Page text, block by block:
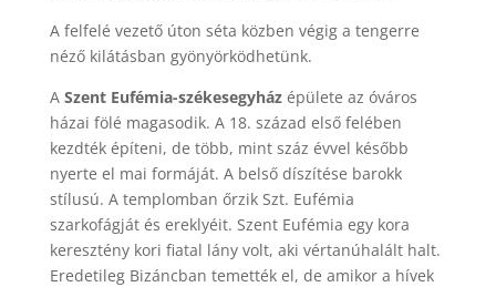
A felfelé vezető úton séta közben végig a tengerre
néző kilátásban gyönyörködhetünk.
A Szent Eufémia-székesegyházépülete az óváros
házai fölé magasodik. A 18. század első felében
kezdték építeni, de több, mint száz évvel később
nyerte el mai formáját. A belső díszítése barokk
stílusú. A templomban őrzik Szt. Eufémia
szarkofágját és ereklyéit. Szent Eufémia egy kora
keresztény kori fiatal lány volt, aki vértanúhalált halt.
Eredetileg Bizáncban temették el, de amikor a hívek